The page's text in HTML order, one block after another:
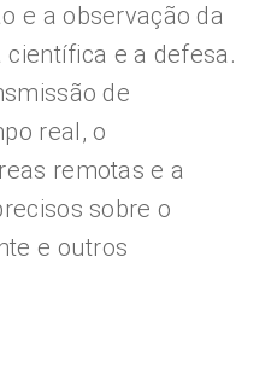
e a observação da
e a defesa.
de
real, o
remotas e a
sobre o
e outros